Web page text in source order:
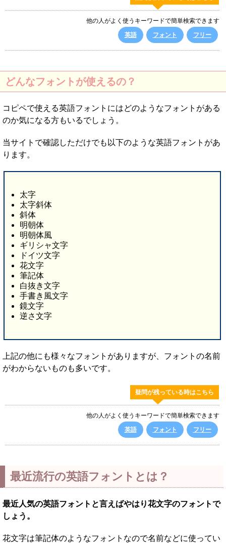
他の人がよく使うキーワードで簡単検索できます
英語
フォント フリー
どんなフォントが使えるの？
コピペで使える英語フォントにはどのようなフォントがある
のか気になる方もいるでしょう。
当サイトで確認しただけでも以下のような英語フォントがあ
ります。
太字
太字斜体
斜体
明朝体
明朝体風
ギリシャ文字
ドイツ文字
花文字
筆記体
白抜き文字
手書き風文字
鏡文字
逆さ文字
上記の他にも様々なフォントがありますが、フォントの名前
がわからないものも多いです。
疑問が残っている時はこちら
他の人がよく使うキーワードで簡単検索できます
英語
フォント フリー
最近流行の英語フォントとは？
最近人気の英語フォントと言えばやはり花文字のフォントで
しょう。
花文字は筆記体のようなフォントなので名前などに使ってい